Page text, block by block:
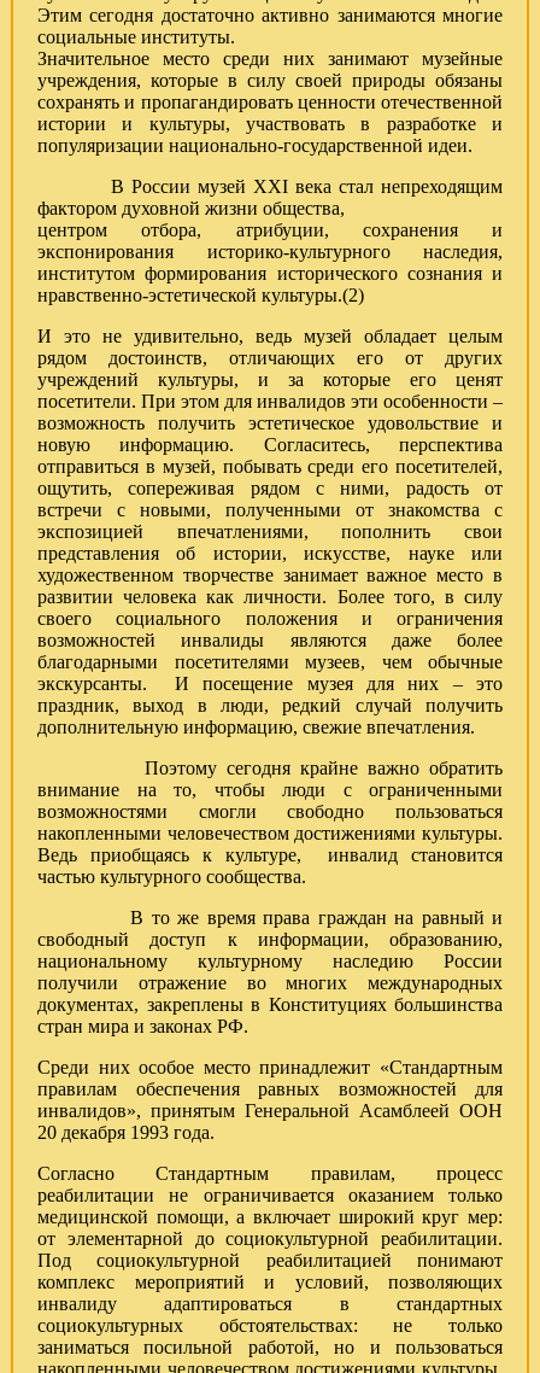
Этим сегодня достаточно активно занимаются многие
социальные институты.
Значительное место среди них занимают музейные
учреждения, которые в силу своей природы обязаны
сохранять и пропагандировать ценности отечественной
истории и культуры, участвовать в разработке и
популяризации национально-государственной идеи.
В России музей XXI века стал непреходящим
фактором духовной жизни общества,
центром отбора, атрибуции, сохранения и
экспонирования историко-культурного наследия,
институтом формирования исторического сознания и
нравственно-эстетической культуры.(2)
И это не удивительно, ведь музей обладает целым
рядом достоинств, отличающих его от других
учреждений культуры, и за которые его ценят
посетители. При этом для инвалидов эти особенности –
возможность получить эстетическое удовольствие и
новую информацию. Согласитесь, перспектива
отправиться в музей, побывать среди его посетителей,
ощутить, сопереживая рядом с ними, радость от
встречи с новыми, полученными от знакомства с
экспозицией впечатлениями, пополнить свои
представления об истории, искусстве, науке или
художественном творчестве занимает важное место в
развитии человека как личности. Более того, в силу
своего социального положения и ограничения
возможностей инвалиды являются даже более
благодарными посетителями музеев, чем обычные
экскурсанты. И посещение музея для них – это
праздник, выход в люди, редкий случай получить
дополнительную информацию, свежие впечатления.
Поэтому сегодня крайне важно обратить
внимание на то, чтобы люди с ограниченными
возможностями смогли свободно пользоваться
накопленными человечеством достижениями культуры.
Ведь приобщаясь к культуре, инвалид становится
частью культурного сообщества.
В то же время права граждан на равный и
свободный доступ к информации, образованию,
национальному культурному наследию России
получили отражение во многих международных
документах, закреплены в Конституциях большинства
стран мира и законах РФ.
Среди них особое место принадлежит «Стандартным
правилам обеспечения равных возможностей для
инвалидов», принятым Генеральной Асамблеей ООН
20 декабря 1993 года.
Согласно Стандартным правилам, процесс
реабилитации не ограничивается оказанием только
медицинской помощи, а включает широкий круг мер:
от элементарной до социокультурной реабилитации.
Под социокультурной реабилитацией понимают
комплекс мероприятий и условий, позволяющих
инвалиду адаптироваться в стандартных
социокультурных обстоятельствах: не только
заниматься посильной работой, но и пользоваться
накопленными человечеством достижениями культуры.